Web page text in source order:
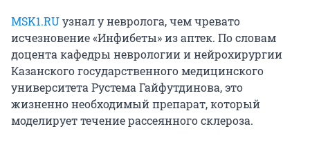
MSK1.RUузнал у невролога, чем чревато
исчезновение «Инфибеты» из аптек. По словам
доцента кафедры неврологии и нейрохирургии
Казанского государственного медицинского
университета Рустема Гайфутдинова, это
жизненно необходимый препарат, который
моделирует течение рассеянного склероза.